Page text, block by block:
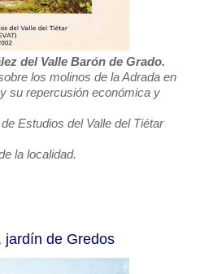
del Valle Barón de Grado.
los molinos de la Adrada en
su repercusión económica y
Estudios del Valle del Tiétar
la localidad.
jardín de Gredos